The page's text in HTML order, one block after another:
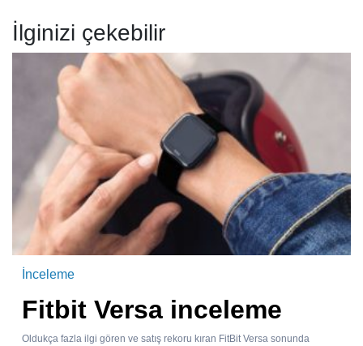
İlginizi çekebilir
İnceleme
Fitbit Versa inceleme
Oldukça fazla ilgi gören ve satış rekoru kıran FitBit Versa sonunda